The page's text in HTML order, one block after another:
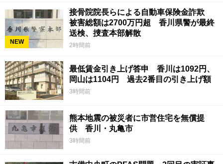
NEW
接骨院院長らによる自動車保険金詐欺
被害総額は2700万円超 香川県警が最終
送検、捜査本部解散
2時間前
最低賃金引き上げ答申 香川は1092円、
岡山は1104円 過去2番目の引き上げ額
3時間前
熊本地震の被災者に市営住宅を無償提
供 香川・丸亀市
3時間前